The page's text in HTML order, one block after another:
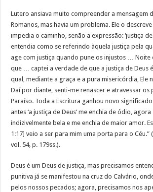
Lutero ansiava muito compreender a mensagem
Romanos, mas havia um problema. Ele o
impedia o caminho, senão a expressão: ‘justiça de
entendia como se referindo àquela jus­tiça pela
age com justiça quando pune os injustos … Noite
que … captei a verdade de que a justiça de Deus
qual, mediante a graça e a pura misericórdia, Ele
Daí por diante, senti-me renascer e atravessar
Paraíso. Toda a Escritura ganhou novo
antes ‘a justiça de Deus’ me enchia de ódio,
indizivelmente bela e me enchia de maior amor.
1:17] veio a ser para mim uma porta para o Céu.”
vol. 54, p. 179ss.).
Deus é um Deus de justiça, mas precisamos
punitiva já se manifestou na cruz do Calvário,
pelos nossos pecados; agora, precisamos nos